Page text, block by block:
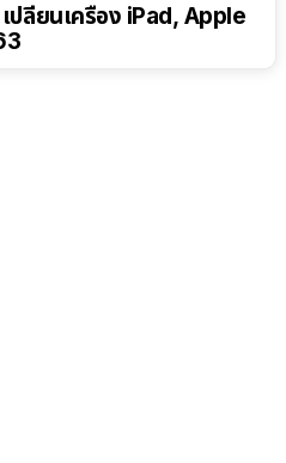
ปลี่ยนเครื่อง iPad, Apple